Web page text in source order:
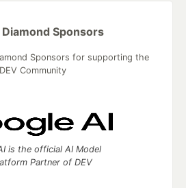
Diamond Sponsors
Sponsors for supporting the
DEV Community
is the official AI Model
Partner of DEV